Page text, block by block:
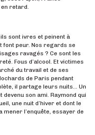
retard.
sont ivres et peinent à
font peur. Nos regards se
ravagés ? Ce sont les
Fous d’alcool. Et victimes
du travail et de ses
de Paris pendant
il partage leurs nuits… Un
devenu son ami. Raymond qui
une nuit d’hiver et dont le
l’enquête, essayer de